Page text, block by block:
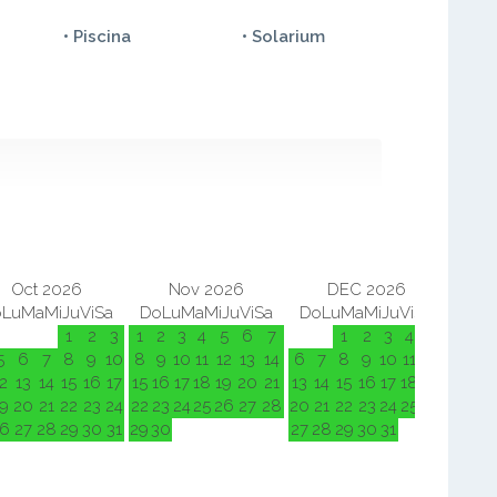
• Piscina • Solarium
Oct 2026
LuMaMiJuViSa
1
2
3
6 7 8 9 10
13 14 15 16 17
20 21 22 23 24
27 28 29 30 31
Nov 2026
DoLuMaMiJuViSa
1
2 3 4 5 6
7
8
9 10 11 12 13 14
15 16 1718 19 20 21
22 23 24 25 26 27 28
29 30
DEC 2026
DoLuMaMiJuVi
1
2 3 4
6
7 8 9 10 11
13 14 15 16 17 18
20 21 22 23 24 25
27 28 29 30 31